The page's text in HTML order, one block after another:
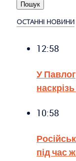
ОСТАННІ НОВИНИ
12:58
У
10:58
під час